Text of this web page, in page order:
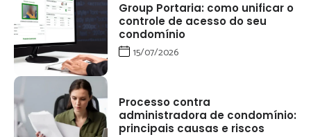
Group Portaria: como unificar o
controle de acesso do seu
condomínio
15/07/2026
Processo contra
administradora de condomínio:
principais causas e riscos